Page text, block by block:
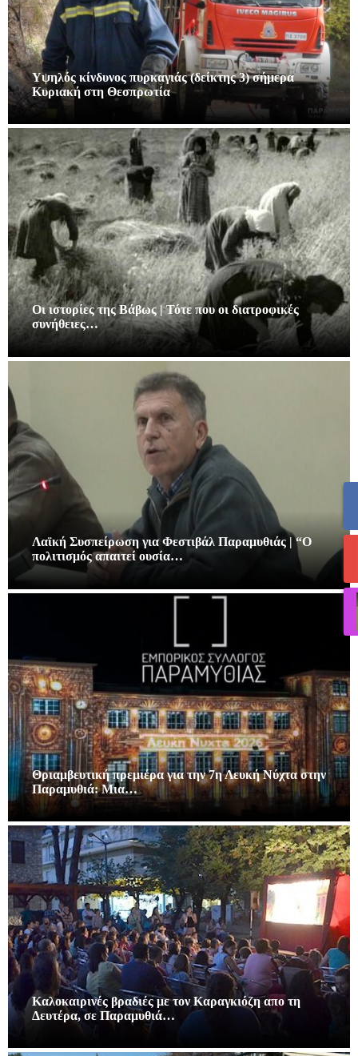
Υψηλός κίνδυνος πυρκαγιάς (δείκτης 3) σήμερα
Κυριακή στη Θεσπρωτία
Οι ιστορίες της Βάβως | Τότε που οι διατροφικές
συνήθειες…
Λαϊκή Συσπείρωση για Φεστιβάλ Παραμυθιάς | “Ο
πολιτισμός απαιτεί ουσία…
Θριαμβευτική πρεμιέρα για την 7η Λευκή Νύχτα στην
Παραμυθιά: Μια…
Καλοκαιρινές βραδιές με τον Καραγκιόζη απο τη
Δευτέρα, σε Παραμυθιά…